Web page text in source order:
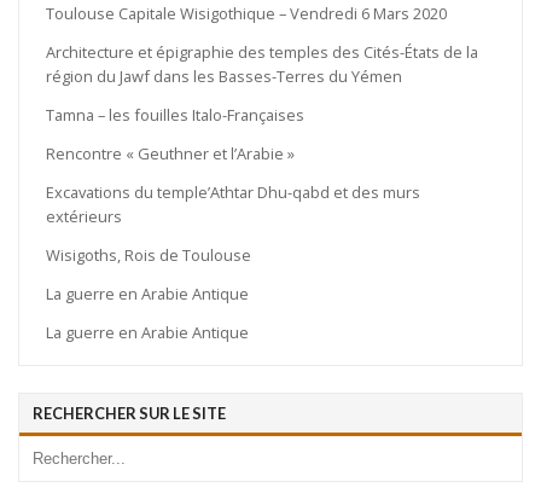
Toulouse Capitale Wisigothique – Vendredi 6 Mars 2020
Architecture et épigraphie des temples des Cités-États de la
région du Jawf dans les Basses-Terres du Yémen
Tamna – les fouilles Italo-Françaises
Rencontre « Geuthner et l’Arabie »
Excavations du temple’Athtar Dhu-qabd et des murs
extérieurs
Wisigoths, Rois de Toulouse
La guerre en Arabie Antique
La guerre en Arabie Antique
RECHERCHER SUR LE SITE